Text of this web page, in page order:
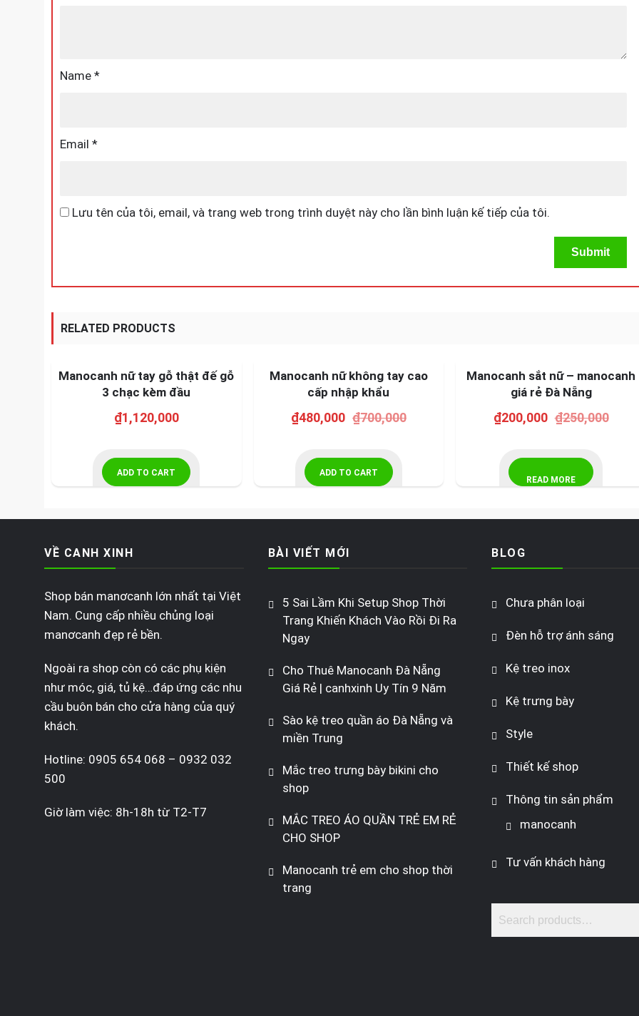
Name *
Email *
Lưu tên của tôi, email, và trang web trong trình duyệt này cho lần bình luận kế tiếp của tôi.
RELATED PRODUCTS
Manocanh nữ tay gỗ thật đế gỗ
3 chạc kèm đầu
₫1,120,000
ADD TO CART
SALE!Manocanh nữ không tay cao
cấp nhập khẩu
₫700,000
₫480,000
ADD TO CART
-
SALE!
Manocanh sắt nữ – manocanh
giá rẻ Đà Nẵng
₫250,000
₫200,000
READ MORE
VỀ CANH XINH
Shop bán manơcanh lớn nhất tại Việt
Nam. Cung cấp nhiều chủng loại
manơcanh đẹp rẻ bền.
Ngoài ra shop còn có các phụ kiện
như móc, giá, tủ kệ…đáp ứng các nhu
cầu buôn bán cho cửa hàng của quý
khách.
Hotline: 0905 654 068 – 0932 032
500
Giờ làm việc: 8h-18h từ T2-T7
BÀI VIẾT MỚI
5 Sai Lầm Khi Setup Shop Thời
Trang Khiến Khách Vào Rồi Đi Ra
Ngay
Cho Thuê Manocanh Đà Nẵng
Giá Rẻ | canhxinh Uy Tín 9 Năm
Sào kệ treo quần áo Đà Nẵng và
miền Trung
Mắc treo trưng bày bikini cho
shop
MẮC TREO ÁO QUẦN TRẺ EM RẺ
CHO SHOP
Manocanh trẻ em cho shop thời
trang
BLOG
Chưa phân loại
Đèn hỗ trợ ánh sáng
Kệ treo inox
Kệ trưng bày
Style
Thiết kế shop
Thông tin sản phẩm
manocanh
Tư vấn khách hàng